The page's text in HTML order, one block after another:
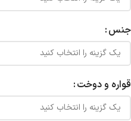
جنس
قواره و دوخت